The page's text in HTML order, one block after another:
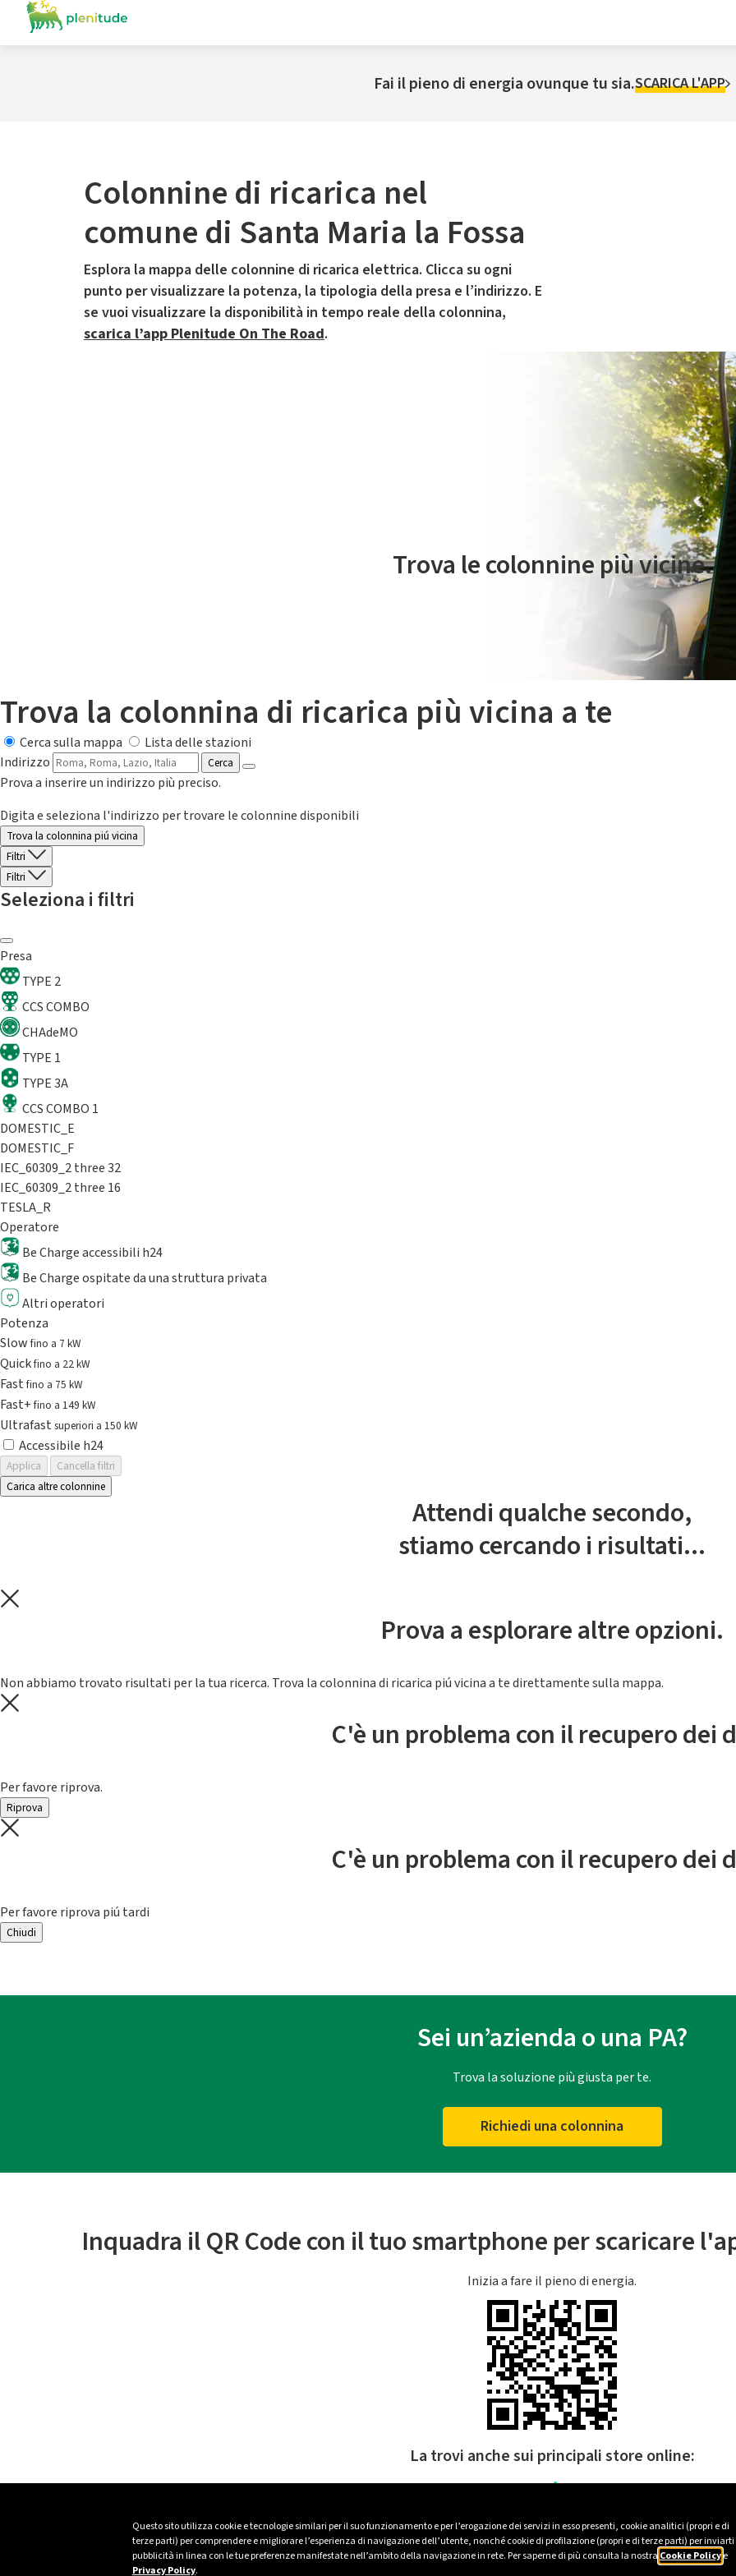
Questo sito utilizza cookie e tecnologie similari per il suo funzionamento e per l’erogazione dei servizi in esso presenti, cookie analitici (propri e di
terze parti) per comprendere e migliorare l’esperienza di navigazione dell’utente, nonché cookie di profilazione (propri e di terze parti) per inviarti
pubblicità in linea con le tue preferenze manifestate nell’ambito della navigazione in rete. Per saperne di più consulta la nostra Cookie Policye
Privacy Policy.
Fai il pieno di energia ovunque tu sia.SCARICA L'APP
Colonnine di ricarica nel
comune di Santa Maria la Fossa
Esplora la mappa delle colonnine di ricarica elettrica. Clicca su ogni
punto per visualizzare la potenza, la tipologia della presa e l’indirizzo. E
se vuoi visualizzare la disponibilità in tempo reale della colonnina,
scarica l’app Plenitude On The Road.
Il servizio di mobilità elettrica è gestito da Plenitude On The Road
Trova le colonnine più vicine.
Trova la colonnina di ricarica più vicina a te
Cerca sulla mappa
Lista delle stazioni
Indirizzo
Cerca
Prova a inserire un indirizzo più preciso.
Digita e seleziona l'indirizzo per trovare le colonnine disponibili
Trova la colonnina piú vicina
Filtri
Filtri
Seleziona i filtri
Presa
TYPE 2
CCS COMBO
CHAdeMO
TYPE 1
TYPE 3A
CCS COMBO 1
DOMESTIC_E
DOMESTIC_F
IEC_60309_2 three 32
IEC_60309_2 three 16
TESLA_R
Operatore
Be Charge accessibili h24
Be Charge ospitate da una struttura privata
Altri operatori
Potenza
Slowfino a 7 kW
Quickfino a 22 kW
Fastfino a 75 kW
Fast+fino a 149 kW
Ultrafast superiori a 150 kW
Accessibile h24
Applica
Cancella filtri
Carica altre colonnine
Attendi qualche secondo,
stiamo cercando i risultati...
Prova a esplorare altre opzioni.
Non abbiamo trovato risultati per la tua ricerca. Trova la colonnina di ricarica piú vicina a te direttamente sulla mappa.
C'è un problema con il recupero dei
Per favore riprova.
Riprova
C'è un problema con il recupero dei
Per favore riprova piú tardi
Chiudi
Sei un’azienda o una PA?
Trova la soluzione più giusta per te.
Richiedi una colonnina
Inquadra il QR Code con il tuo smartphone per scaricare
Inizia a fare il pieno di energia.
La trovi anche sui principali store online: